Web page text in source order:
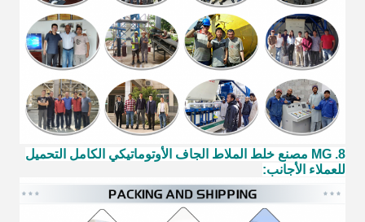
8. MG مصنع خلط الملاط الجاف الأوتوماتيكي الكامل التحميل
للعملاء الأجانب: